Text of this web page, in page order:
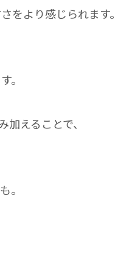
をより感じられます。
。
えることで、
。